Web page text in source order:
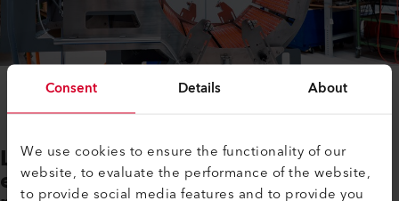
Consent Details About
We use cookies to ensure the functionality of our
website, to evaluate the performance of the website,
to provide social media features and to provide you
Les cinq arguments les plus forts
en faveur de la chaleur de